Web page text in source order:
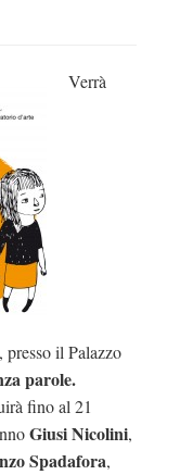
Verrà
, presso il Palazzo
parole.
fino al 21
Giusi Nicolini,
Spadafora,